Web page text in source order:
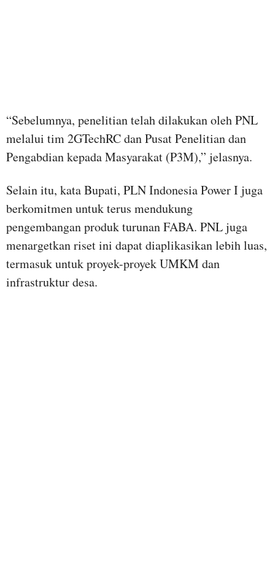
“Sebelumnya, penelitian telah dilakukan oleh PNL
melalui tim 2GTechRC dan Pusat Penelitian dan
Pengabdian kepada Masyarakat (P3M),” jelasnya.
Selain itu, kata Bupati, PLN Indonesia Power I juga
berkomitmen untuk terus mendukung
pengembangan produk turunan FABA. PNL juga
menargetkan riset ini dapat diaplikasikan lebih luas,
termasuk untuk proyek-proyek UMKM dan
infrastruktur desa.